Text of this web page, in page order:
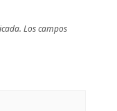
Los campos